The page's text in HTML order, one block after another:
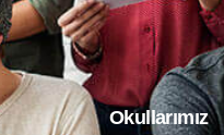
Okullarımız